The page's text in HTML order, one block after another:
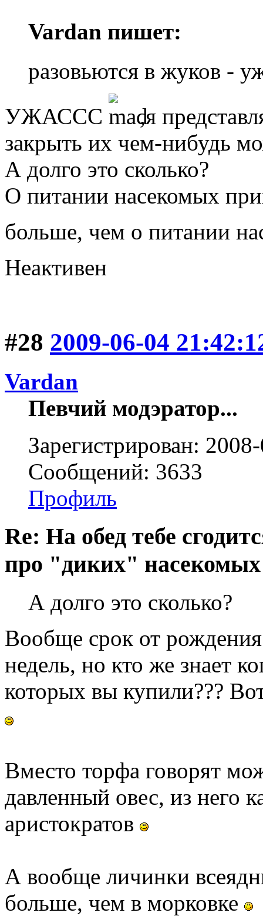
Vardan пишет:
разовьются в жуков -
УЖАССС
,я
закрыть их чем-нибудь
А долго это сколько?
О питании насекомых
больше, чем о питании
Неактивен
#28 2009-06-04
Vardan
Певчий модэратор...
Зарегистрирован:
Сообщений: 3633
Профиль
Re: На обед тебе
про "диких" насекомых
А долго это сколько?
Вообще срок от
недель, но кто же знает
которых вы купили???
Вместо торфа говорят
давленный овес, из него
аристократов
А вообще личинки
больше, чем в морковке